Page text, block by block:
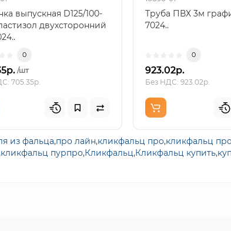
выпускная D125/100-
двухсторонний
0
/шт
705.35р.
Труба ПВХ 3м
7024..
0
923.02р.
Без НДС: 923.02р.
из фальца,про лайн,кликфальц про,кликфальц
кликфальц пурпро,Кликфальц,Кликфальц купить,